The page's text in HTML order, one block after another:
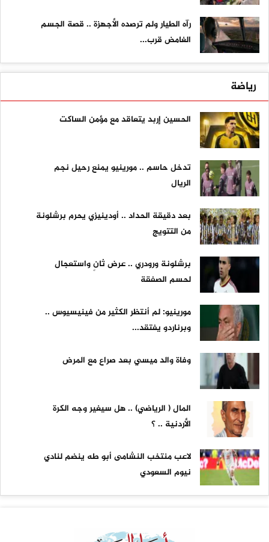
رآه الطيار ولم ترصده الأجهزة .. قصة الجسم
الغامض قرب...
رياضة
الحسين إربد يتعاقد مع مؤمن الساكت
تدخل حاسم .. مورينيو يمنع رحيل نجم
الريال
بعد دقيقة الحداد .. أودينيزي يحرم برشلونة
من التتويج
برشلونة ورودري .. عرض ثانٍ واستعجال
لحسم الصفقة
مورينيو: لم أنتظر الكثير من فينيسيوس ..
وبرناردو يفتقد...
وفاة والد ميسي بعد صراع مع المرض
المال ( الرياضي) .. هل سيغير وجه الكرة
الأردنية .. ؟
لاعب منتخب النشامى أبو طه ينضم لنادي
نيوم السعودي